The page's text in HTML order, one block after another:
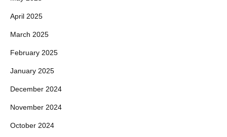
April 2025
March 2025
February 2025
January 2025
December 2024
November 2024
October 2024